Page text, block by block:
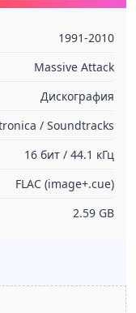
1991-2010
Massive Attack
Дискография
/ Soundtracks
16 бит / 44.1 кГц
FLAC (image+.cue)
2.59 GB